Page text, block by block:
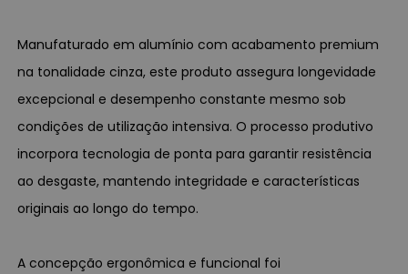
Manufaturado em alumínio com acabamento premium
na tonalidade cinza, este produto assegura longevidade
excepcional e desempenho constante mesmo sob
condições de utilização intensiva. O processo produtivo
incorpora tecnologia de ponta para garantir resistência
ao desgaste, mantendo integridade e características
originais ao longo do tempo.
A concepção ergonômica e funcional foi